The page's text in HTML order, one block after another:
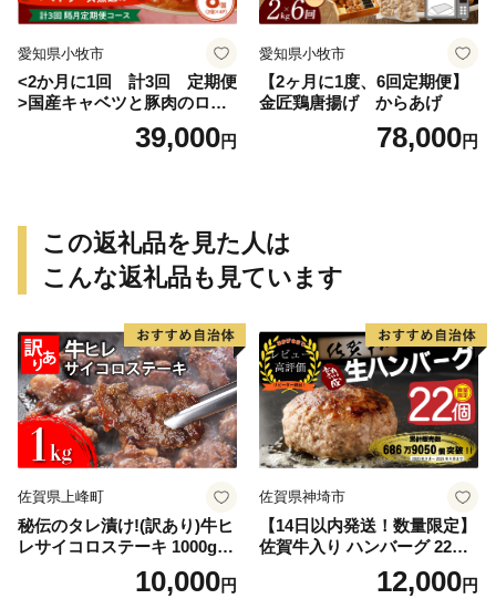
愛知県小牧市
<2か月に1回 計3回 定期便
>国産キャベツと豚肉のロー
ルキャベツ（4P入り）
39,000円
愛知県小牧市
【2ヶ月に1度、6回定期便】
金匠鶏唐揚げ からあげ
78,000円
この返礼品を見た人は
こんな返礼品も見ています
佐賀県上峰町
秘伝のタレ漬け!(訳あり)牛ヒ
レサイコロステーキ 1000g
10,000円
佐賀県神埼市
【14日以内発送！数量限定】
佐賀牛入り ハンバーグ 22個
2.6kg(120g×22個)【佐賀牛
黒毛和牛 ブランド牛 九州 ハ
12,000円